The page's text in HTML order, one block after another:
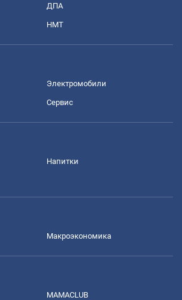
ДПА
НМТ
Электромобили
Сервис
Напитки
Mакроэкономика
MAMACLUB